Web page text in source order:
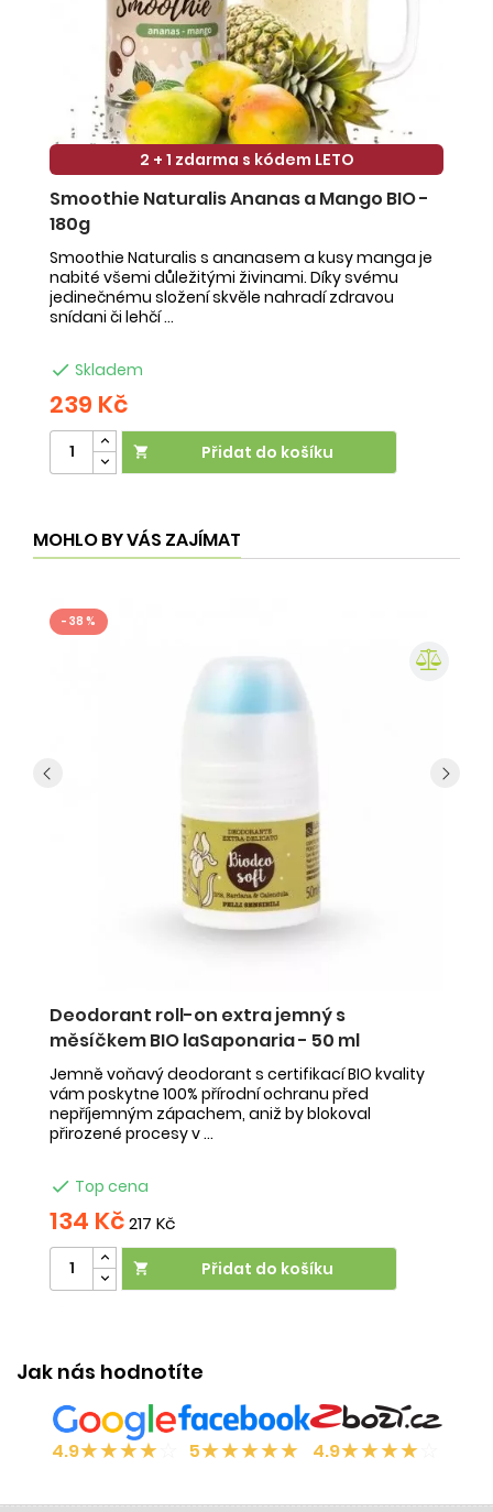
2 + 1 zdarma s kódem LETO
Smoothie Naturalis Ananas a Mango BIO -
180g
Smoothie Naturalis s ananasem a kusy manga je
nabité všemi důležitými živinami. Díky svému
jedinečnému složení skvěle nahradí zdravou
snídani či lehčí ...
 Skladem
239 Kč
 Přidat do košíku
MOHLO BY VÁS ZAJÍMAT
- 38 %
Deodorant roll-on extra jemný s
měsíčkem BIO laSaponaria - 50 ml
Jemně voňavý deodorant s certifikací BIO kvality
vám poskytne 100% přírodní ochranu před
nepříjemným zápachem, aniž by blokoval
přirozené procesy v ...
 Top cena
134 Kč217 Kč
 Přidat do košíku
Jak nás hodnotíte
4.9★★★★ 5★★★★★ 4.9★★★★